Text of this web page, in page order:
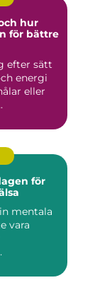
hur
för bättre
efter sätt
energi
eller
för
mentala
vara